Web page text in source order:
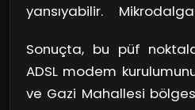
güvenlik açıklarını da
uygulamak için
yapmanız yeterli.
yansıyabilir.
çalışan modemler,
yaşayabilir.
uzak tutarak daha
Sonuçta, bu püf
ADSL modem
ve Gazi Mahallesi